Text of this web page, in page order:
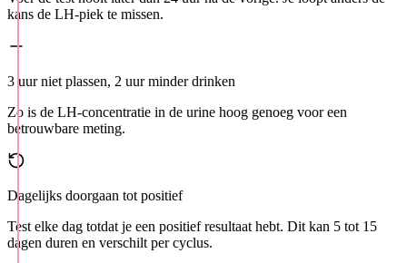
kans de LH-piek te missen.
3 uur niet plassen, 2 uur minder drinken
Zo is de LH-concentratie in de urine hoog genoeg voor een
betrouwbare meting.
Dagelijks doorgaan tot positief
Test elke dag totdat je een positief resultaat hebt. Dit kan 5 tot 15
dagen duren en verschilt per cyclus.